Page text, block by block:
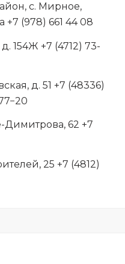
с. Мирное,
+7 (978) 661 44 08
154Ж +7 (4712) 73-
д. 51 +7 (48336)
Димитрова, 62 +7
25 +7 (4812)